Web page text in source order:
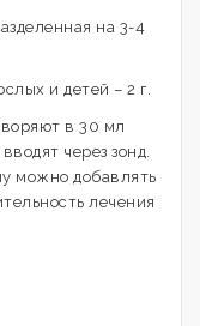
на 3-4
и детей – 2 г.
в 30 мл
через зонд.
можно добавлять
лечения